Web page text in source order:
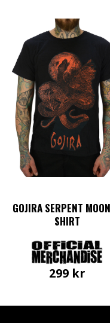
GOJIRA SERPENT
SHIRT
299 kr